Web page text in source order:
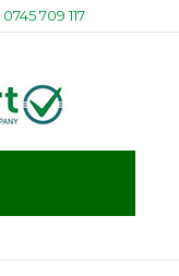
0745 709 117